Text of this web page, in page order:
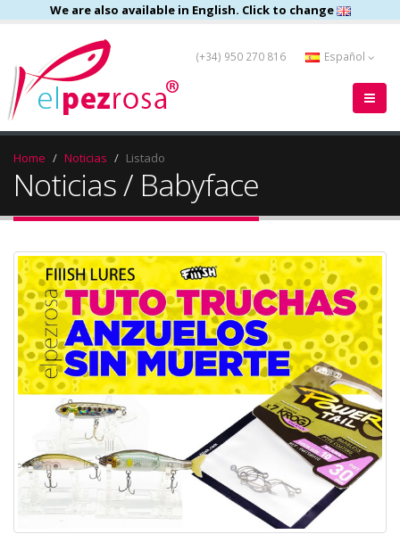
We are also available in English. Click to change
(+34) 950 270 816 Español
Home Noticias Listado
Noticias / Babyface